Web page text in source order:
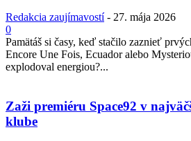
Redakcia zaujímavostí - 27. mája 2026
0
Pamätáš si časy, keď stačilo zaznieť
Encore Une Fois, Ecuador alebo
explodoval energiou?...
Zaži premiéru Space92 v
klube